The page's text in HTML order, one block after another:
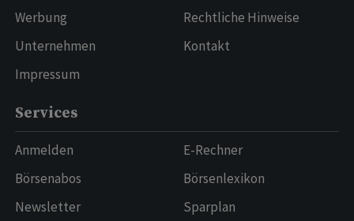
Werbung
Unternehmen
Impressum
Rechtliche Hinweise
Kontakt
Services
Anmelden
Börsenabos
Newsletter
E-Rechner
Börsenlexikon
Sparplan